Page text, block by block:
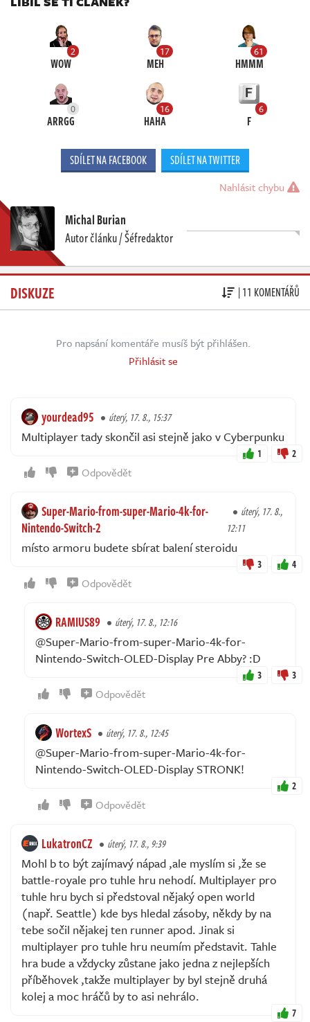
2
WOW
17
MEH
61
HMMM
0
ARRGG
16
HAHA
6
F
SDÍLET NA FACEBOOK SDÍLET NA TWITTER
Nahlásit chybu
Michal Burian
Autor článku / Šéfredaktor
DISKUZE | 11 KOMENTÁŘŮ
Pro napsání komentáře musíš být přihlášen.
Přihlásit se
yourdead95 úterý, 17. 8., 15:37
Multiplayer tady skončil asi stejně jako v Cyberpunku
1 2
Odpovědět
Super-Mario-from-super-Mario-4k-for-
Nintendo-Switch-2
úterý, 17. 8.,
12:11
místo armoru budete sbírat balení steroidu
3 4
Odpovědět
RAMIUS89 úterý, 17. 8., 12:16
@Super-Mario-from-super-Mario-4k-for-
Nintendo-Switch-OLED-Display Pre Abby? :D
3 3
Odpovědět
WortexS úterý, 17. 8., 12:45
@Super-Mario-from-super-Mario-4k-for-
Nintendo-Switch-OLED-Display STRONK!
2
Odpovědět
LukatronCZ úterý, 17. 8., 9:39
Mohl b to být zajímavý nápad ,ale myslím si ,že se
battle-royale pro tuhle hru nehodí. Multiplayer pro
tuhle hru bych si předstoval nějaký open world
(např. Seattle) kde bys hledal zásoby, někdy by na
tebe sočil nějakej ten runner apod. Jinak si
multiplayer pro tuhle hru neumím představit. Tahle
hra bude a vždycky zůstane jako jedna z nejlepších
příběhovek ,takže multiplayer by byl stejně druhá
kolej a moc hráčů by to asi nehrálo.
7